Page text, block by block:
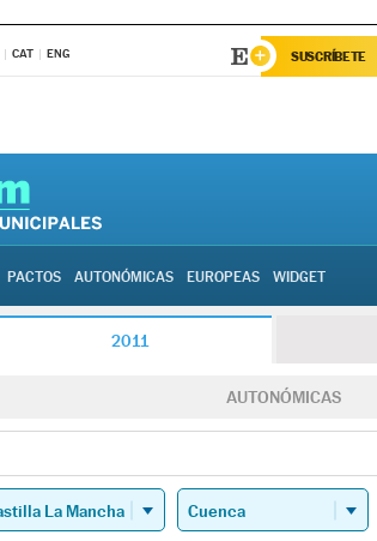
CAT ENG SUSCRÍBETE
PACTOS AUTONÓMICAS EUROPEAS WIDGET
2011
AUTONÓMICAS